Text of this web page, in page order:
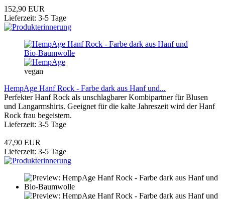
152,90 EUR
Lieferzeit: 3-5 Tage
vegan
HempAge Hanf Rock - Farbe dark aus Hanf und...
Perfekter Hanf Rock als unschlagbarer Kombipartner für Blusen
und Langarmshirts. Geeignet für die kalte Jahreszeit wird der Hanf
Rock frau begeistern.
Lieferzeit: 3-5 Tage
47,90 EUR
Lieferzeit: 3-5 Tage